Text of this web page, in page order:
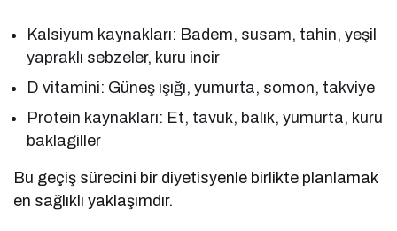
Kalsiyum kaynakları: Badem, susam, tahin, yeşil
yapraklı sebzeler, kuru incir
D vitamini: Güneş ışığı, yumurta, somon, takviye
Protein kaynakları: Et, tavuk, balık, yumurta, kuru
baklagiller
Bu geçiş sürecini bir diyetisyenle birlikte planlamak
en sağlıklı yaklaşımdır.